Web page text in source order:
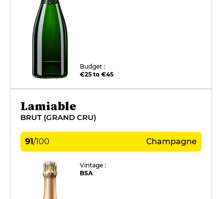
Budget :
€25 to €45
Lamiable
BRUT (GRAND CRU)
91/100 Champagne
Vintage :
BSA